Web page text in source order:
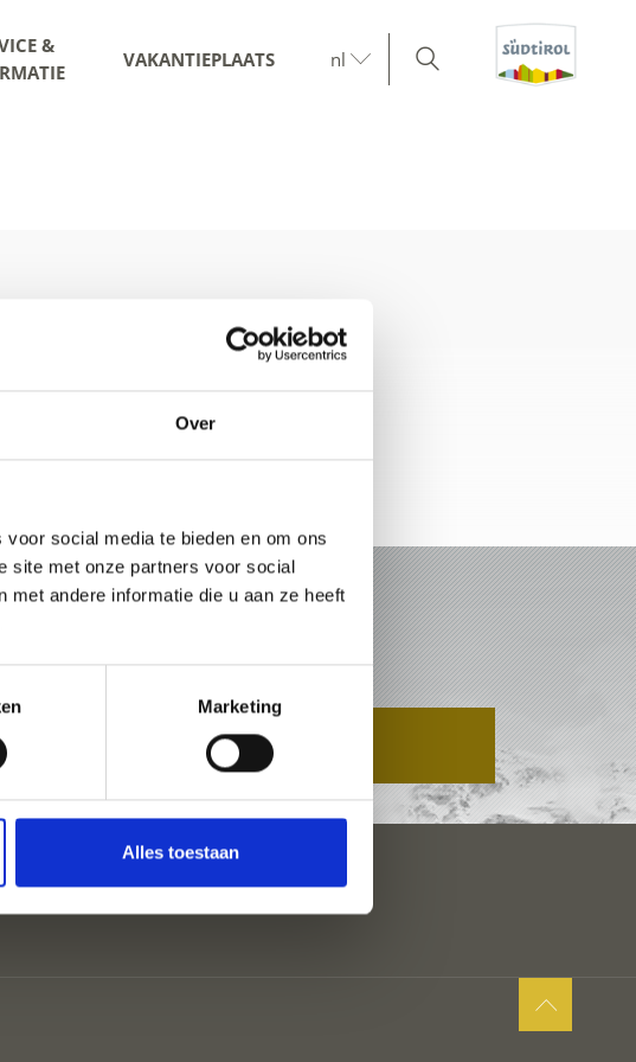
Over
social media te bieden en om ons
site met onze partners voor social
met andere informatie die u aan ze heeft
Marketing
Alles toestaan
&
VAKANTIEPLAATS nl
AANVRAAG